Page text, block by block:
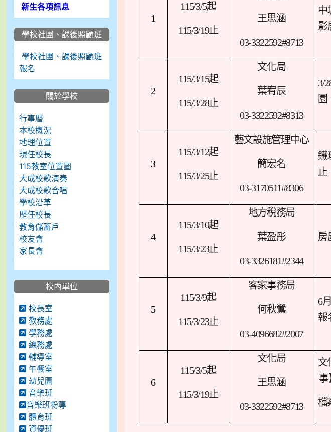
1
115/3/5起
115/3/19止
王思涵
03-3322592#8713
中
影
2
115/3/15起
115/3/28止
文化局
葉宥辰
03-3322592#8313
3/
園
3
115/3/12起
115/3/25止
藝文設施管理中心
簡宏名
03-3170511#8306
鐵
止
4
115/3/10起
115/3/23止
地方稅務局
葉盈彤
03-3326181#2344
房
5
115/3/9起
115/3/23止
客家事務局
何秋鶯
03-4096682#2007
6
報
6
115/3/5起
115/3/19止
文化局
王思涵
03-3322592#8713
文
事
檔
新生各項訊息
學校社團、課後照顧班
學校社團、課後照顧班
報名
關於學校
行事曆
本校概況
地理位置
現任校長
115教室位置圖
大成校歌演奏
大成校歌合唱
學校沿革
歷任校長
教育儲蓄戶
校友會
家長會
校內單位
校長室
教務處
學務處
總務處
輔導室
午餐室
幼兒園
音樂班
音樂班粉專
體育班
資優班